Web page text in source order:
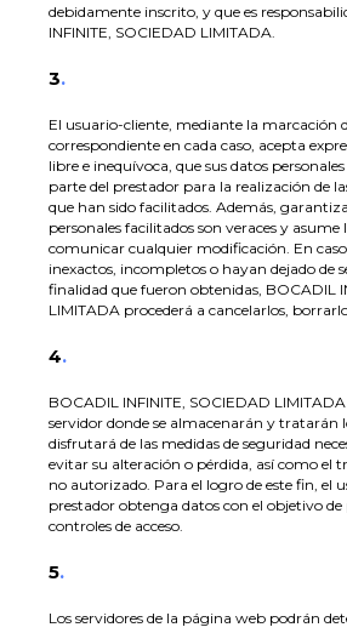
debidamente inscrito, y que es
INFINITE, SOCIEDAD LIMITADA.
3.
El usuario-cliente, mediante la marcación
correspondiente en cada caso, acepta
libre e inequívoca, que sus datos
parte del prestador para la realización de
que han sido facilitados. Además,
personales facilitados son veraces y
comunicar cualquier modificación. En caso
inexactos, incompletos o hayan dejado de
finalidad que fueron obtenidas, BOCADIL
LIMITADA procederá a cancelarlos,
4.
BOCADIL INFINITE, SOCIEDAD
servidor donde se almacenarán y tratarán
disfrutará de las medidas de seguridad
evitar su alteración o pérdida, así como el
no autorizado. Para el logro de este fin, el
prestador obtenga datos con el objetivo
controles de acceso.
5.
Los servidores de la página web podrán